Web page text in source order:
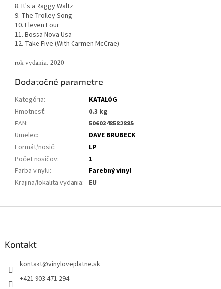
8. It's a Raggy Waltz
9. The Trolley Song
10. Eleven Four
11. Bossa Nova Usa
12. Take Five (With Carmen McCrae)
rok vydania: 2020
Dodatočné parametre
Kategória:
KATALÓG
Hmotnosť:
0.3 kg
EAN:
5060348582885
Umelec:
DAVE BRUBECK
Formát/nosič:
LP
Počet nosičov:
1
Farba vinylu:
Farebný vinyl
Krajina/lokalita vydania: EU
Kontakt
kontakt@vinyloveplatne.sk
+421 903 471 294